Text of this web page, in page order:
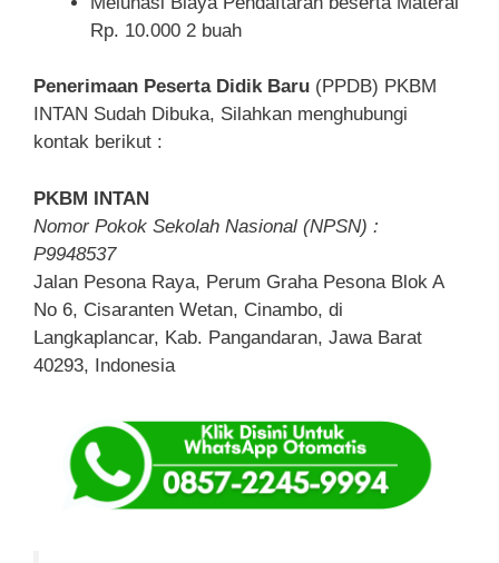
Rp. 10.000 2 buah
Penerimaan Peserta Didik Baru (PPDB) PKBM
INTAN Sudah Dibuka, Silahkan menghubungi
kontak berikut :
PKBM INTAN
Nomor Pokok Sekolah Nasional (NPSN) :
P9948537
Jalan Pesona Raya, Perum Graha Pesona Blok A
No 6, Cisaranten Wetan, Cinambo, di
Langkaplancar, Kab. Pangandaran, Jawa Barat
40293, Indonesia